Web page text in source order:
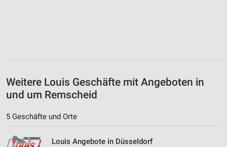
Weitere Louis Geschäfte mit Angeboten in
und um Remscheid
5 Geschäfte und Orte
Louis Angebote in Düsseldorf